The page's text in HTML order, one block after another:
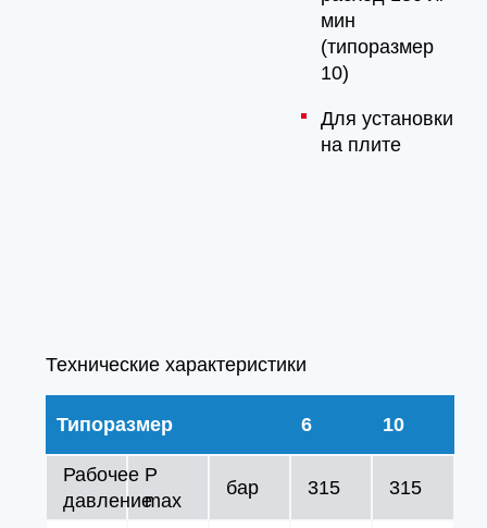
мин
(типоразмер
10)
Для установки
на плите
Технические характеристики
Типоразмер 6 10
Рабочее
давление
P
max
бар 315 315